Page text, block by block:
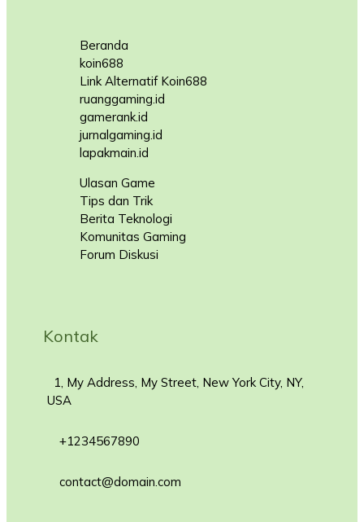
Beranda
koin688
Link Alternatif Koin688
ruanggaming.id
gamerank.id
jurnalgaming.id
lapakmain.id
Ulasan Game
Tips dan Trik
Berita Teknologi
Komunitas Gaming
Forum Diskusi
Kontak
1, My Address, My Street, New York City, NY,
USA
+1234567890
contact@domain.com